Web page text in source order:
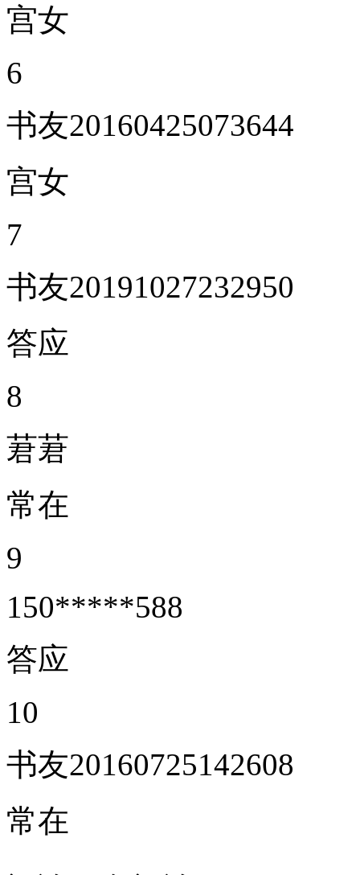
宫女
6
书友20160425073644
宫女
7
书友20191027232950
答应
8
莙莙
常在
9
150*****588
答应
10
书友20160725142608
常在